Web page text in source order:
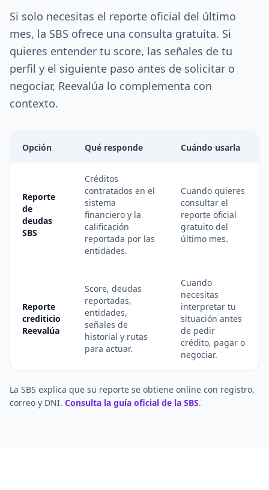
Si solo necesitas el reporte oficial del último
mes, la SBS ofrece una consulta gratuita. Si
quieres entender tu score, las señales de tu
perfil y el siguiente paso antes de solicitar o
negociar, Reevalúa lo complementa con
contexto.
Opción Qué responde Cuándo usarla
Reporte
de
deudas
SBS
Créditos
contratados en el
sistema
financiero y la
calificación
reportada por las
entidades.
Cuando quieres
consultar el
reporte oficial
gratuito del
último mes.
Reporte
crediticio
Reevalúa
Score, deudas
reportadas,
entidades,
señales de
historial y rutas
para actuar.
Cuando
necesitas
interpretar tu
situación antes
de pedir
crédito, pagar o
negociar.
La SBS explica que su reporte se obtiene online con registro,
correo y DNI. Consulta la guía oficial de la SBS.